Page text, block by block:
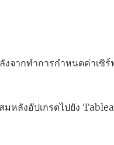
จากทำการกำหนดค่าเซิร์
หลังอัปเกรดไปยัง